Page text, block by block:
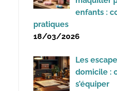
enfants :
pratiques
18/03/2026
Les
domicile :
s’équiper